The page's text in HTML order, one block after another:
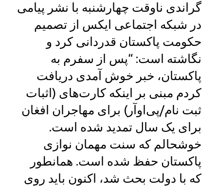
گراندی ناوقت چهارشنبه با نشر پیامی
در شبکه اجتماعی ایکس از تصمیم
حکومت پاکستان قدردانی کرد و
نگاشته است: “پس از سفرم به
پاکستان، خبر خوش آمدی دریافت
کردم مبنی بر اینکه کارت‌های (اثبات
ثبت نام/پی‌اوآر) برای مهاجران افغان
برای یک سال تمدید شده است.
خوشحالم که سنت مهمان نوازی
پاکستان حفظ شده است. همانطور
که با دولت بحث شد، اکنون باید روی